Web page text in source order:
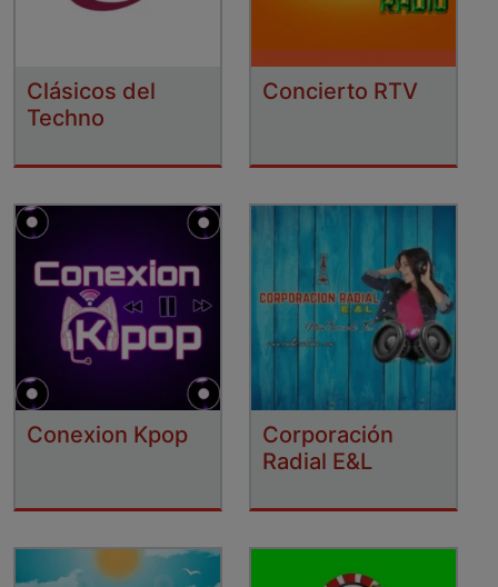
Clásicos del
Techno
Concierto RTV
Conexion Kpop
Corporación
Radial E&L